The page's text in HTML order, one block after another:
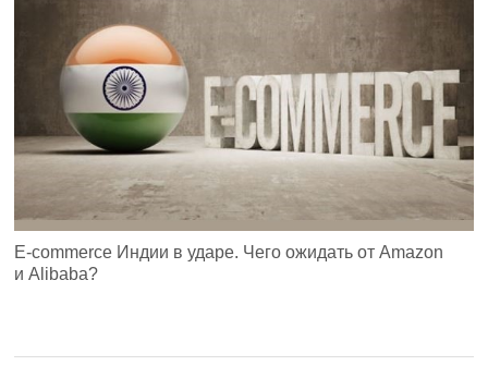
E-сommerce Индии в ударе. Чего ожидать от Amazon
и Alibaba?